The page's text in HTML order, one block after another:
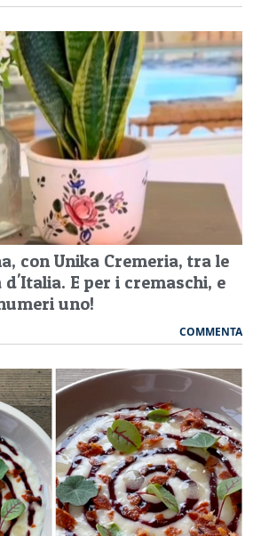
con Unika Cremeria, tra le
E per i cremaschi, e
uno!
COMMENTA